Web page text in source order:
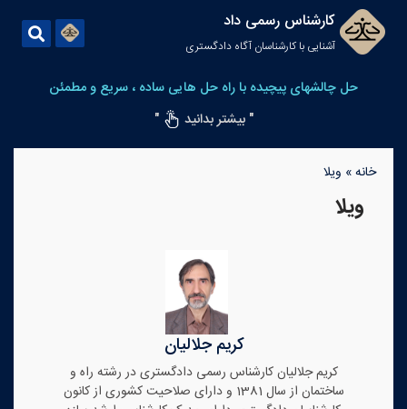
کارشناس رسمی داد
آشنایی با کارشناسان آگاه دادگستری
حل چالشهای پیچیده با راه حل هایی ساده ، سریع و مطمئن
" بیشتر بدانید
"
خانه» ویلا
ویلا
کریم جلالیان
کریم جلالیان کارشناس رسمی دادگستری در رشته راه و
ساختمان از سال 1381 و دارای صلاحیت کشوری از کانون